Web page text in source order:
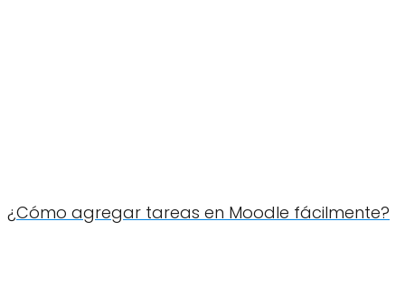
¿Cómo agregar tareas en Moodle fácilmente?